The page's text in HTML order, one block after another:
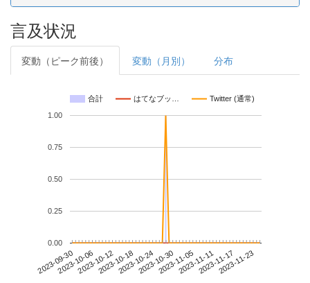
言及状況
変動（ピーク前後） 変動（月別） 分布
合計 はてなブッ… Twitter (通常)
2023-09-302023-10-062023-10-122023-10-182023-10-242023-10-302023-11-052023-11-112023-11-172023-11-23
0.00
0.25
0.50
0.75
1.00